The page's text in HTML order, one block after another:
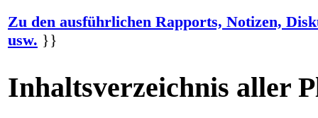
Zu den ausführlichen Rapports, Notizen,
usw. }}
Inhaltsverzeichnis aller